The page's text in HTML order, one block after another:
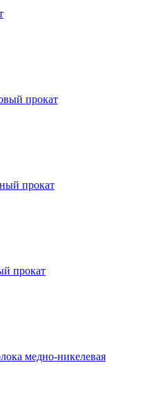
прокат
прокат
прокат
медно-никелевая